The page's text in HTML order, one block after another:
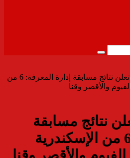
بحث
«كتاب البيئة» تعلن نتائج مسابقة إدارة المعرفة: 6 من
نتائج مسابقة
إدارة المعرفة: 6 من الإسكندرية